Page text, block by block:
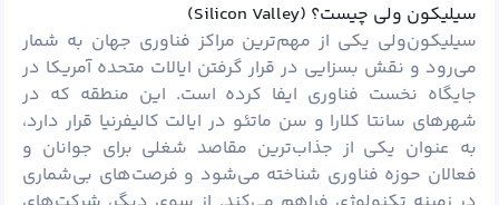
سیلیکون ولی چیست؟ (Silicon Valley)
سیلیکون‌ولی یکی از مهم‌ترین مراکز فناوری جهان به شمار
می‌رود و نقش بسزایی در قرار گرفتن ایالات متحده آمریکا در
جایگاه نخست فناوری ایفا کرده است. این منطقه که در
شهرهای سانتا کلارا و سن ماتئو در ایالت کالیفرنیا قرار دارد،
به عنوان یکی از جذاب‌ترین مقاصد شغلی برای جوانان و
فعالان حوزه فناوری شناخته می‌شود و فرصت‌های بی‌شماری